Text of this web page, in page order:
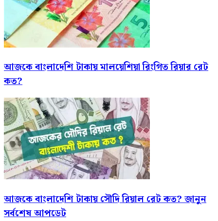
আজকে বাংলাদেশি টাকায় মালয়েশিয়া রিংগিত রিয়ার রেট
কত?
আজকে বাংলাদেশি টাকায় সৌদি রিয়াল রেট কত? জানুন
সর্বশেষ আপডেট